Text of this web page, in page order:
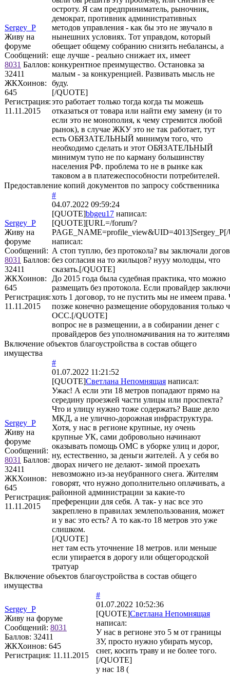
Sergey_P
Живу на
форуме
Сообщений:
8031 Баллов:
32411
ЖКХоинов:
645
Регистрация:
11.11.2015
остроту. Я сам предприниматель, рыночник,
демократ, противник административных
методов управления - как бы это не звучало в
нынешних условиях. Тот управдом, который
обещает общему собранию снизить небалансы, а
еще лучше - реально снижает их, имеет
конкурентное преимущество. Остановка за
малым - за конкуренцией. Развивать мысль не
буду.
[/QUOTE]
это работает только тогда когда ты можешь
отказаться от товара или найти ему замену (и то
если это не монополия, к чему стремится любой
рынок), в случае ЖКУ это не так работает, тут
есть ОБЯЗАТЕЛЬНЫЙ минимум того, что
необходимо сделать и этот ОБЯЗАТЕЛЬНЫЙ
минимум тупо не по карману большинству
населения РФ. проблема то не в рынке как
таковом а в платежеспособности потребителей.
Предоставление копий документов по запросу собственника
Sergey_P
Живу на
форуме
Сообщений:
8031 Баллов:
32411
ЖКХоинов:
645
Регистрация:
11.11.2015
#
04.07.2022 09:59:24
[QUOTE]bbgeu17 написал:
[QUOTE][URL=/forum/?
написал:
А стоп туплю, без протокола? вы заключали
без согласия на то жильцов? нууу молодцы, что
сказать.[/QUOTE]
До 2015 года была судебная практика, что можно
размещать без протокола. Если провайдер
хоть 1 договор, то не пустить мы не имеем права.
позже конечно размещение оборудования только
ОСС.[/QUOTE]
вопрос не в размещении, а в собирании денег с
провайдеров без уполномачивания на то
Включение объектов благоустройства в состав общего
имущества
Sergey_P
Живу на
форуме
Сообщений:
8031 Баллов:
32411
ЖКХоинов:
645
Регистрация:
11.11.2015
#
01.07.2022 11:21:52
[QUOTE]Светлана Непомнящая написал:
Ужас! А если эти 18 метров попадают прямо на
середину проезжей части улицы или проспекта?
Что и улицу нужно тоже содержать? Ваше дело
МКД, а не улично-дорожная инфраструктура.
Хотя, у нас в регионе крупные, ну очень
крупные УК, сами добровольно начинают
оказывать помощь ОМС в уборке улиц и дорог,
ну, естественно, за деньги жителей. А у себя во
дворах ничего не делают- зимой проехать
невозможно из-за неубранного снега. Жителям
говорят, что нужно дополнительно оплачивать, а
районной администрации за какие-то
преференции для себя. А так- у нас все это
закреплено в правилах землепользования, может
и у вас это есть? А то как-то 18 метров это уже
слишком.
[/QUOTE]
нет там есть уточнение 18 метров. или меньше
если упирается в дорогу или общегородской
тратуар
Включение объектов благоустройства в состав общего
имущества
Sergey_P
Живу на форуме
Сообщений: 8031
Баллов: 32411
ЖКХоинов: 645
Регистрация: 11.11.2015
#
01.07.2022 10:52:36
[QUOTE]Светлана Непомнящая
написал:
У нас в регионе это 5 м от границы
ЗУ, просто нужно убирать мусор,
снег, косить траву и не более того.
[/QUOTE]
у нас 18 (